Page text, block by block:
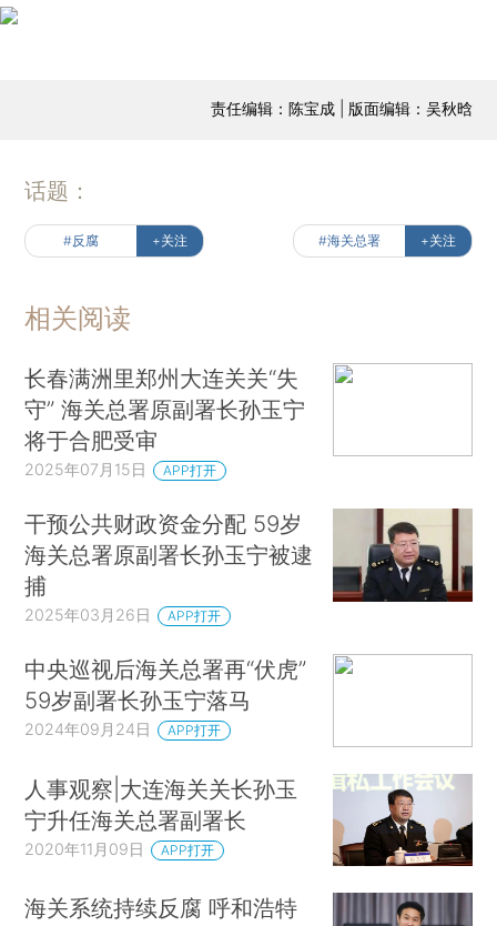
责任编辑：陈宝成 | 版面编辑：吴秋晗
话题：
#反腐 +关注 #海关总署 +关注
相关阅读
长春满洲里郑州大连关关“失
守” 海关总署原副署长孙玉宁
将于合肥受审
2025年07月15日 APP打开
干预公共财政资金分配 59岁
海关总署原副署长孙玉宁被逮
捕
2025年03月26日 APP打开
中央巡视后海关总署再“伏虎”
59岁副署长孙玉宁落马
2024年09月24日 APP打开
人事观察|大连海关关长孙玉
宁升任海关总署副署长
2020年11月09日 APP打开
海关系统持续反腐 呼和浩特